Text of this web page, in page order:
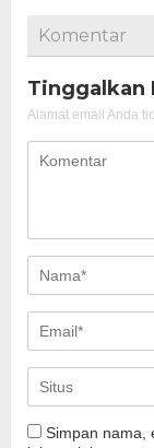
Komentar
Tinggalkan
Alamat email Anda
Simpan nama,